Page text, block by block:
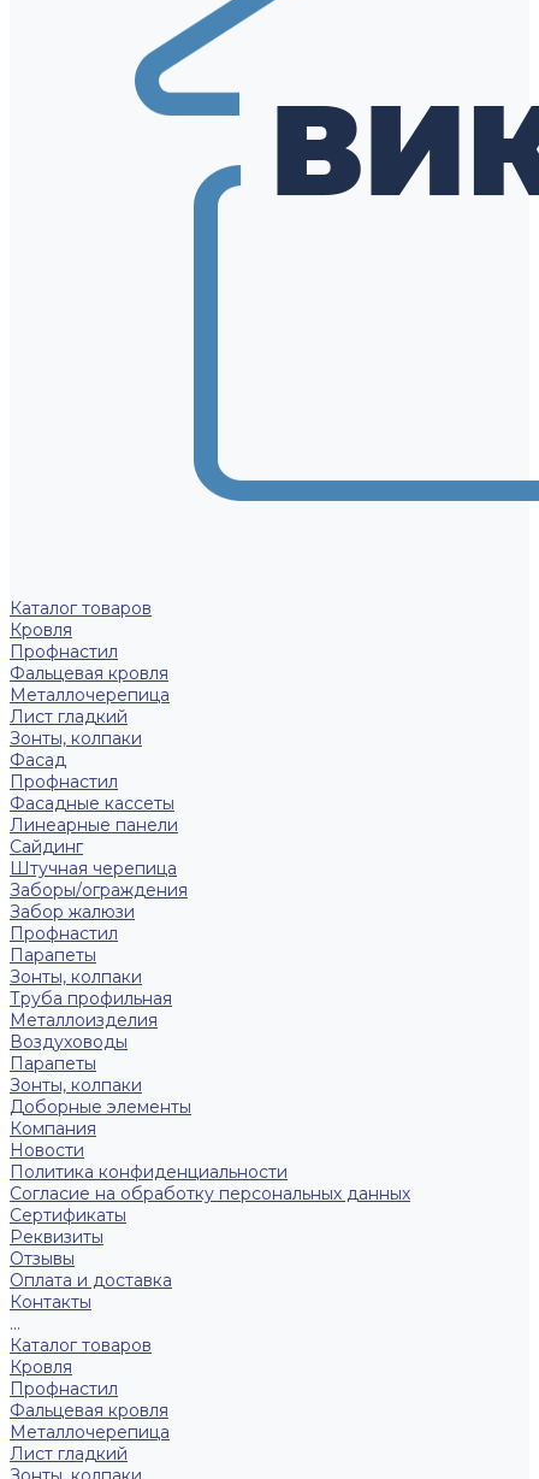
Каталог товаров
Кровля
Профнастил
Фальцевая кровля
Металлочерепица
Лист гладкий
Зонты, колпаки
Фасад
Профнастил
Фасадные кассеты
Линеарные панели
Сайдинг
Штучная черепица
Заборы/ограждения
Забор жалюзи
Профнастил
Парапеты
Зонты, колпаки
Труба профильная
Металлоизделия
Воздуховоды
Парапеты
Зонты, колпаки
Доборные элементы
Компания
Новости
Политика конфиденциальности
Согласие на обработку персональных данных
Сертификаты
Реквизиты
Отзывы
Оплата и доставка
Контакты
...
Каталог товаров
Кровля
Профнастил
Фальцевая кровля
Металлочерепица
Лист гладкий